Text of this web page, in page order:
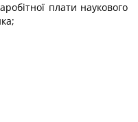
плати наукового